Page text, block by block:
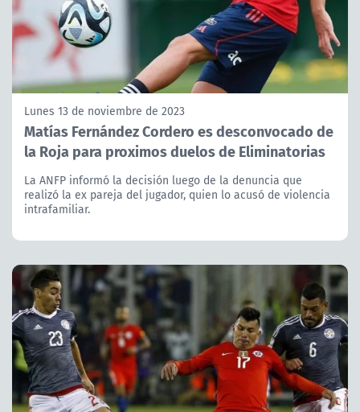
Lunes 13 de noviembre de 2023
Matías Fernández Cordero es desconvocado de
la Roja para proximos duelos de Eliminatorias
La ANFP informó la decisión luego de la denuncia que
realizó la ex pareja del jugador, quien lo acusó de violencia
intrafamiliar.